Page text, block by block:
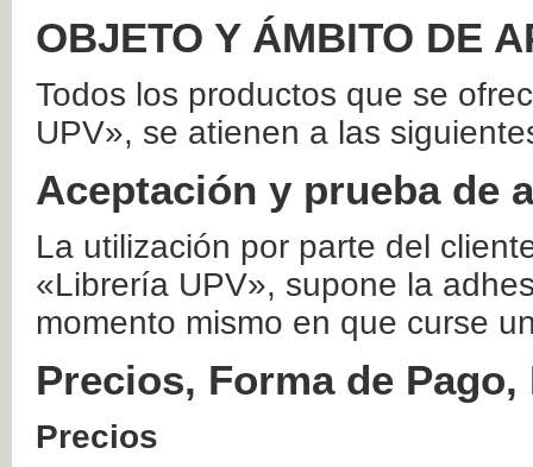
OBJETO Y ÁMBITO DE
Todos los productos que se
UPV», se atienen a las
Aceptación y prueba de
La utilización por parte del
«Librería UPV», supone la
momento mismo en que curse
Precios, Forma de
Precios